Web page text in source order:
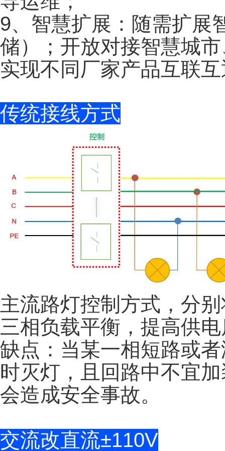
9、智慧扩展：随需扩展
储）；开放对接智慧城
实现不同厂家产品互联
传统接线方式
主流路灯控制方式，分
三相负载平衡，提高供
缺点：当某一相短路或
时灭灯，且回路中不宜
会造成安全事故。
交流改直流±110V